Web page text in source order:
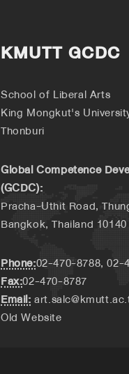
KMUTT GCDC
School of Liberal Arts
King Mongkut's
Thonburi
Global Competence
(GCDC):
Pracha-Uthit Road,
Bangkok, Thailand 10140
Phone:02-470-8788, 02-
Fax:02-470-8787
Email:
Old Website